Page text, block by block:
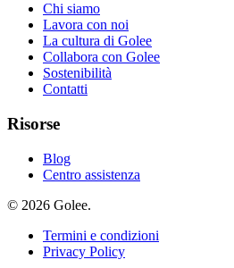
Chi siamo
Lavora con noi
La cultura di Golee
Collabora con Golee
Sostenibilità
Contatti
Risorse
Blog
Centro assistenza
© 2026 Golee.
Termini e condizioni
Privacy Policy